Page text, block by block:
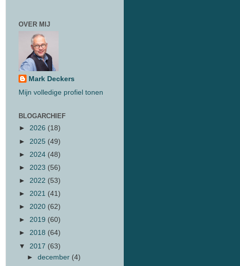
OVER MIJ
Mark Deckers
Mijn volledige profiel tonen
BLOGARCHIEF
► 2026 (18)
► 2025 (49)
► 2024 (48)
► 2023 (56)
► 2022 (53)
► 2021 (41)
► 2020 (62)
► 2019 (60)
► 2018 (64)
▼ 2017 (63)
►december (4)